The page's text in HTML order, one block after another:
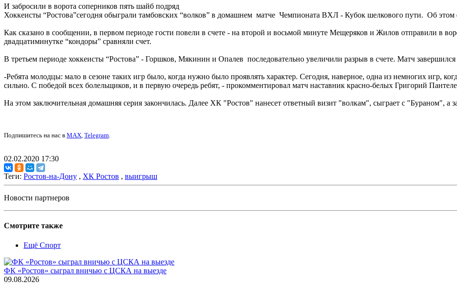
И забросили в ворота соперников пять шайб подряд
Хоккеисты “Ростова”сегодня обыграли тамбовских “волков” в домашнем матче Чемпионата ВХЛ - Кубок шелкового пути. Об этом
Как сказано в сообщении, в первом периоде гости повели в счете - на второй и восьмой минуте Мещеряков и Жилов отправили в
двадцатиминутке “кондоры” сравняли счет.
В третьем периоде хоккеисты “Ростова” - Горшков, Мякинин и Опалев последовательно увеличили разрыв в счете. Матч завершился
-Ребята молодцы: мало в сезоне таких игр было, когда нужно было проявлять характер. Сегодня, наверное, одна из немногих игр,
сильно. С победой всех болельщиков, и в первую очередь ребят, - прокомментировал матч наставник красно-белых Григорий
На этом заключительная домашняя серия закончилась. Далее ХК "Ростов" нанесет ответный визит "волкам", сыграет с "Бураном",
Подпишитесь на нас в MAX, Telegram.
02.02.2020 17:30
Теги: Ростов-на-Дону , ХК Ростов , выигрыш
Новости партнеров
Смотрите также
Ещё Спорт
ФК «Ростов» сыграл вничью с ЦСКА на выезде
09.08.2026